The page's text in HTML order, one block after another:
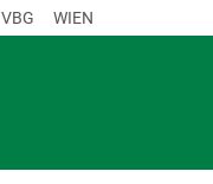
VBG WIEN